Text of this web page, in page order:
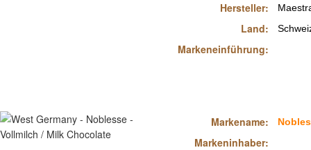
Hersteller:
Land:
Markeneinführung:
Markename:
Markeninhaber: